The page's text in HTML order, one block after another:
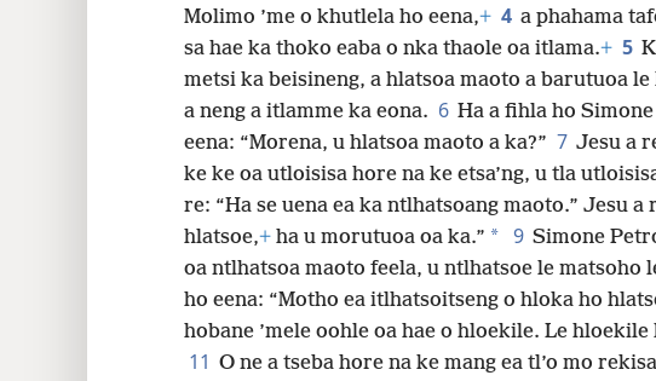
Molimo ’me o khutlela ho eena,+ 4 a phahama
sa hae ka thoko eaba o nka thaole oa itlama.+ 5
metsi ka beisineng, a hlatsoa maoto a barutuoa
a neng a itlamme ka eona. 6 Ha a fihla ho
eena: “Morena, u hlatsoa maoto a ka?” 7 Jesu a
ke ke oa utloisisa hore na ke etsa’ng, u tla
re: “Ha se uena ea ka ntlhatsoang maoto.” Jesu a
hlatsoe,+ ha u morutuoa oa ka.” * 9 Simone
oa ntlhatsoa maoto feela, u ntlhatsoe le matsoho
ho eena: “Motho ea itlhatsoitseng o hloka ho
hobane ’mele oohle oa hae o hloekile. Le hloekile
11 O ne a tseba hore na ke mang ea tl’o mo